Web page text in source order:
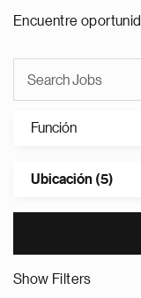
Encuentre
Función
Ubicación (5)
Show Filters